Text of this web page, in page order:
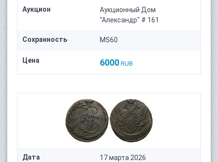
Аукцион
Аукционный Дом
"Александр" # 161
Сохранность MS60
Цена 6000 RUB
Дата 17 марта 2026